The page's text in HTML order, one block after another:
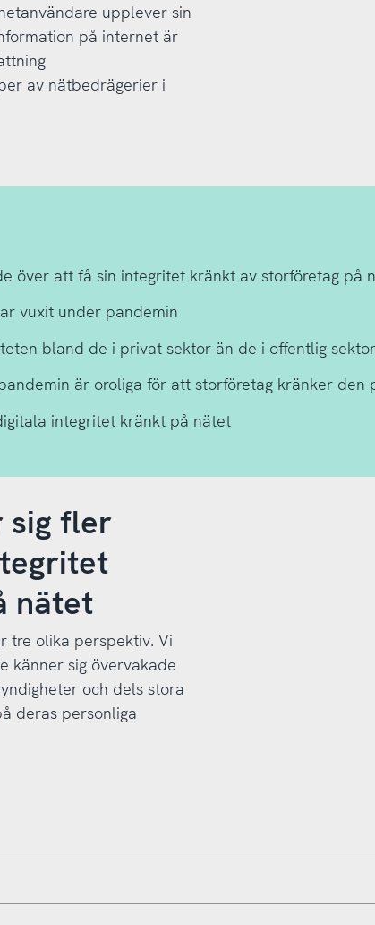
upplever sin
på internet är
av nätbedrägerier i
över att få sin integritet kränkt av storföretag på
vuxit under pandemin
bland de i privat sektor än de i offentlig sektor
är oroliga för att storföretag kränker den
integritet kränkt på nätet
sig fler
nätet
tre olika perspektiv. Vi
känner sig övervakade
och dels stora
deras personliga